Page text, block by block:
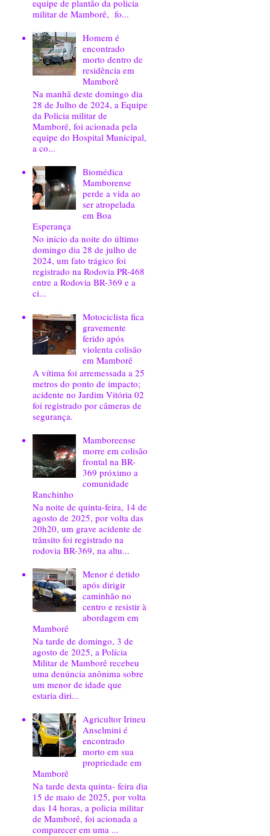
equipe de plantão da policia
militar de Mamborê, fo...
Homem é
encontrado
morto dentro de
residência em
Mamborê
Na manhã deste domingo dia
28 de Julho de 2024, a Equipe
da Policia militar de
Mamborê, foi acionada pela
equipe do Hospital Municipal,
a co...
Biomédica
Mamborense
perde a vida ao
ser atropelada
em Boa
Esperança
No início da noite do último
domingo dia 28 de julho de
2024, um fato trágico foi
registrado na Rodovia PR-468
entre a Rodovia BR-369 e a
ci...
Motociclista fica
gravemente
ferido após
violenta colisão
em Mamborê
A vítima foi arremessada a 25
metros do ponto de impacto;
acidente no Jardim Vitória 02
foi registrado por câmeras de
segurança.
Mamboreense
morre em colisão
frontal na BR-
369 próximo a
comunidade
Ranchinho
Na noite de quinta-feira, 14 de
agosto de 2025, por volta das
20h20, um grave acidente de
trânsito foi registrado na
rodovia BR-369, na altu...
Menor é detido
após dirigir
caminhão no
centro e resistir à
abordagem em
Mamborê
Na tarde de domingo, 3 de
agosto de 2025, a Polícia
Militar de Mamborê recebeu
uma denúncia anônima sobre
um menor de idade que
estaria diri...
Agricultor Irineu
Anselmini é
encontrado
morto em sua
propriedade em
Mamborê
Na tarde desta quinta- feira dia
15 de maio de 2025, por volta
das 14 horas, a policia militar
de Mamborê, foi acionada a
comparecer em uma ...